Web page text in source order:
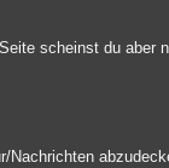
scheinst du aber
Nachrichten